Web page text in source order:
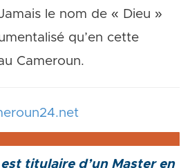
le nom de « Dieu »
qu’en cette
Cameroun.
titulaire d’un Master en